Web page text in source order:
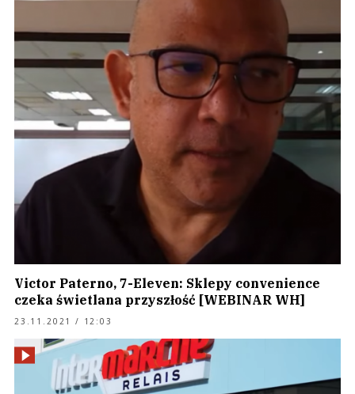
Victor Paterno, 7-Eleven: Sklepy convenience
czeka świetlana przyszłość [WEBINAR WH]
23.11.2021 / 12:03